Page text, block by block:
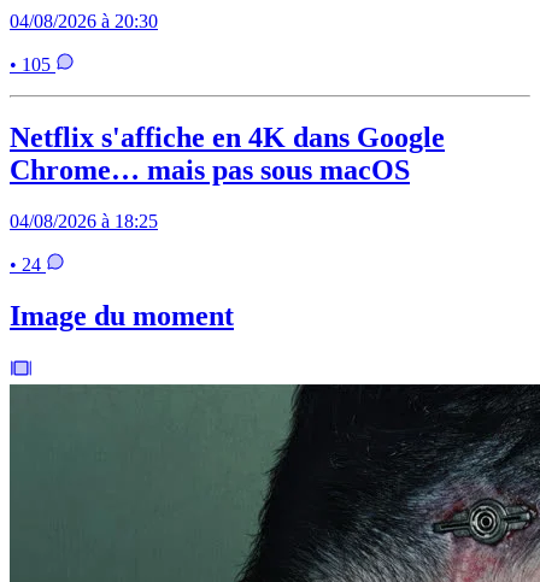
04/08/2026 à 20:30
• 105
Netflix s'affiche en 4K dans Google
Chrome… mais pas sous macOS
04/08/2026 à 18:25
• 24
Image du moment